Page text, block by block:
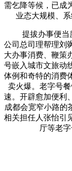
需乞降等候，已成
业态大规模、
提拔办事便当度
公司总司理帮理刘
大办事消费、鞭策
号嵌入城市文旅动
体例和奇特的消费
卖火爆。老字号
速。开辟愈加便利
成都会宽窄小路的
相关担任人张怡引
厅等老字